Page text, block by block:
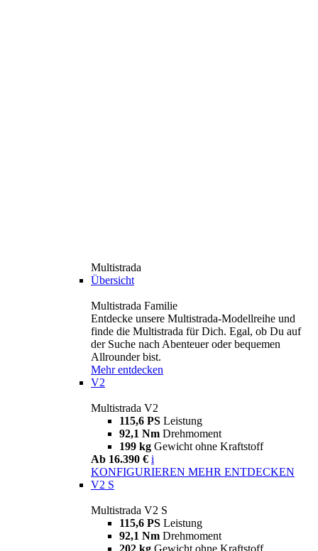
Multistrada
Übersicht
Multistrada Familie
Entdecke unsere Multistrada-Modellreihe und
finde die Multistrada für Dich. Egal, ob Du auf
der Suche nach Abenteuer oder bequemen
Allrounder bist.
Mehr entdecken
V2
Multistrada V2
115,6 PS Leistung
92,1 Nm Drehmoment
199 kg Gewicht ohne Kraftstoff
Ab 16.390 € i
KONFIGURIEREN MEHR ENTDECKEN
V2 S
Multistrada V2 S
115,6 PS Leistung
92,1 Nm Drehmoment